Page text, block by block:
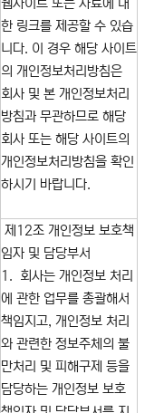
웹사이트 또는 자료에 대
한 링크를 제공할 수 있습
니다. 이 경우 해당 사이트
의 개인정보처리방침은
회사 및 본 개인정보처리
방침과 무관하므로 해당
회사 또는 해당 사이트의
개인정보처리방침을 확인
하시기 바랍니다.
제12조 개인정보 보호책
임자 및 담당부서
1. 회사는 개인정보 처리
에 관한 업무를 총괄해서
책임지고, 개인정보 처리
와 관련한 정보주체의 불
만처리 및 피해구제 등을
담당하는 개인정보 보호